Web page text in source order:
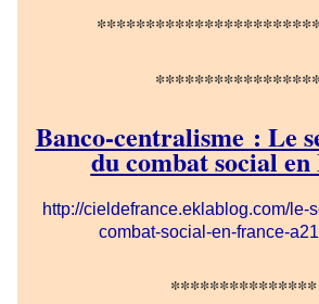
Banco-centralisme : Le
du combat social
http://cieldefrance.eklablog.com/le-
combat-social-en-france-
***************